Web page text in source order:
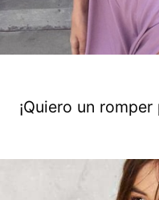
¡Quiero un